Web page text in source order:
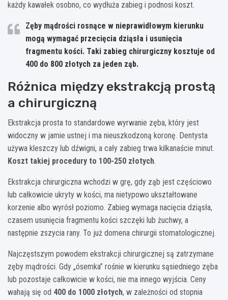
każdy kawałek osobno, co wydłuża zabieg i podnosi koszt.
Zęby mądrości rosnące w nieprawidłowym kierunku
mogą wymagać przecięcia dziąsła i usunięcia
fragmentu kości. Taki zabieg chirurgiczny kosztuje od
400 do 800 złotych za jeden ząb.
Różnica między ekstrakcją prostą
a chirurgiczną
Ekstrakcja prosta to standardowe wyrwanie zęba, który jest
widoczny w jamie ustnej i ma nieuszkodzoną koronę. Dentysta
używa kleszczy lub dźwigni, a cały zabieg trwa kilkanaście minut.
Koszt takiej procedury to 100-250 złotych.
Ekstrakcja chirurgiczna wchodzi w grę, gdy ząb jest częściowo
lub całkowicie ukryty w kości, ma nietypowo ukształtowane
korzenie albo wyrósł poziomo. Zabieg wymaga nacięcia dziąsła,
czasem usunięcia fragmentu kości szczęki lub żuchwy, a
następnie zszycia rany. To już domena chirurgii stomatologicznej.
Najczęstszym powodem ekstrakcji chirurgicznej są zatrzymane
zęby mądrości. Gdy „ósemka” rośnie w kierunku sąsiedniego zęba
lub pozostaje całkowicie w kości, nie ma innego wyjścia. Ceny
wahają się od 400 do 1000 złotych, w zależności od stopnia